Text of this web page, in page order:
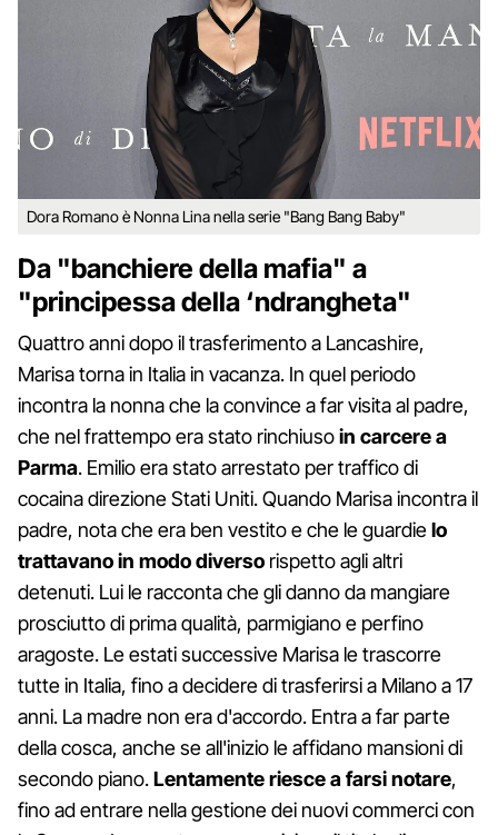
Dora Romano è Nonna Lina nella serie "Bang Bang Baby"
Da "banchiere della mafia" a
"principessa della ‘ndrangheta"
Quattro anni dopo il trasferimento a Lancashire,
Marisa torna in Italia in vacanza. In quel periodo
incontra la nonna che la convince a far visita al padre,
che nel frattempo era stato rinchiusoin carcere a
Parma. Emilio era stato arrestato per traffico di
cocaina direzione Stati Uniti. Quando Marisa incontra il
padre, nota che era ben vestito e che le guardielo
trattavano in modo diverso rispetto agli altri
detenuti. Lui le racconta che gli danno da mangiare
prosciutto di prima qualità, parmigiano e perfino
aragoste. Le estati successive Marisa le trascorre
tutte in Italia, fino a decidere di trasferirsi a Milano a 17
anni. La madre non era d'accordo. Entra a far parte
della cosca, anche se all'inizio le affidano mansioni di
secondo piano.Lentamente riesce a farsi notare,
fino ad entrare nella gestione dei nuovi commerci con